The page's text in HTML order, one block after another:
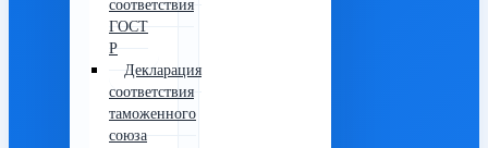
соответствия
ГОСТ
Р
Декларация
соответствия
таможенного
союза